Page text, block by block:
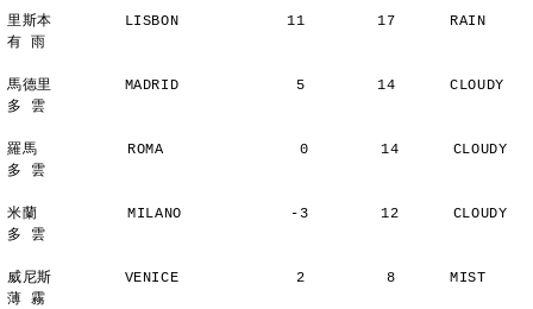
里斯本        LISBON            11        17      RAIN
有 雨
馬德里        MADRID             5        14      CLOUDY
多 雲
羅馬          ROMA               0        14      CLOUDY
多 雲
米蘭          MILANO            -3        12      CLOUDY
多 雲
威尼斯        VENICE             2         8      MIST
薄 霧